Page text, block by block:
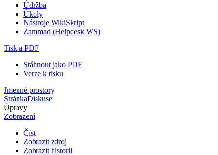
Údržba
Úkoly
Nástroje WikiSkript
Zammad (Helpdesk WS)
Tisk a PDF
Stáhnout jako PDF
Verze k tisku
Jmenné prostory
StránkaDiskuse
Úpravy
Zobrazení
Číst
Zobrazit zdroj
Zobrazit historii